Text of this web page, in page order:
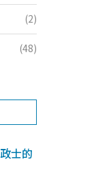
(2)
(48)
士的